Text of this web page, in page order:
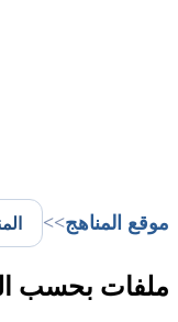
موقع المناهج>>
ملفات بحسب